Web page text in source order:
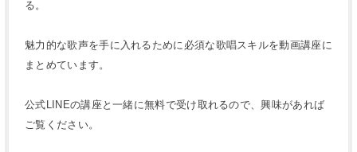
る。
魅力的な歌声を手に入れるために必須な歌唱スキルを動画講座に
まとめています。
公式LINEの講座と一緒に無料で受け取れるので、興味があれば
ご覧ください。